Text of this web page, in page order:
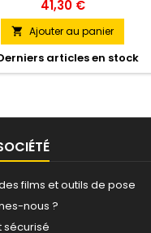
de film exigeants.
vos gestes dans les
moindres recoins avec
pour s'adapter
aux lames Blue Max et
41,30 €
 Ajouter au panier
articles en stock
films et outils de pose
nous ?
sécurisé